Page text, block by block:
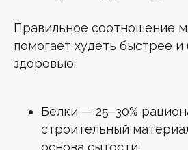
Правильное соотношение
помогает худеть быстрее и
здоровью:
Белки — 25–30%
строительный
основа сытости.